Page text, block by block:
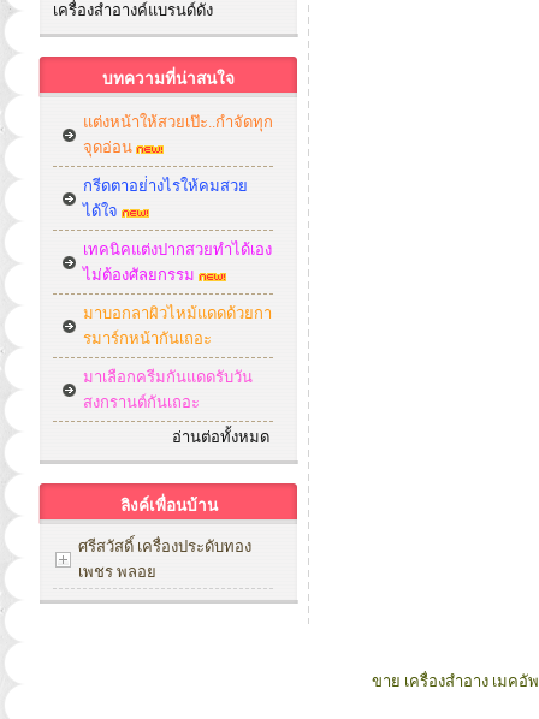
เครื่องสำอางค์แบรนด์ดัง
บทความที่น่าสนใจ
แต่งหน้าให้สวยเป๊ะ..กำจัดทุก
จุดอ่อน
กรีดตาอย่่างไรให้คมสวย
ได้ใจ
เทคนิคแต่งปากสวยทำได้เอง
ไม่ต้องศัลยกรรม
มาบอกลาผิวไหม้แดดด้วยกา
รมาร์กหน้ากันเถอะ
มาเลือกครีมกันแดดรับวัน
สงกรานต์กันเถอะ
อ่านต่อทั้งหมด
ลิงค์เพื่อนบ้าน
ศรีสวัสดิ์ เครื่องประดับทอง
เพชร พลอย
ขาย เครื่องสำอาง เมค